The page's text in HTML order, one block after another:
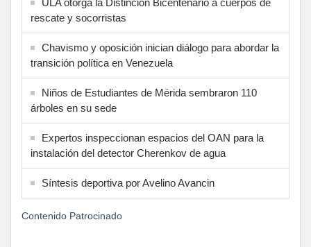
rescate y socorristas
Chavismo y oposición inician diálogo para abordar la
transición política en Venezuela
Niños de Estudiantes de Mérida sembraron 110
árboles en su sede
Expertos inspeccionan espacios del OAN para la
instalación del detector Cherenkov de agua
Síntesis deportiva por Avelino Avancin
Contenido Patrocinado